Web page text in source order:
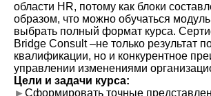
области HR, потому как блоки
образом, что можно обучаться
выбрать полный формат курса.
Bridge Consult –не только результат
квалификации, но и конкурентное
управлении изменениями
Цели и задачи курса:
►Сформировать точные